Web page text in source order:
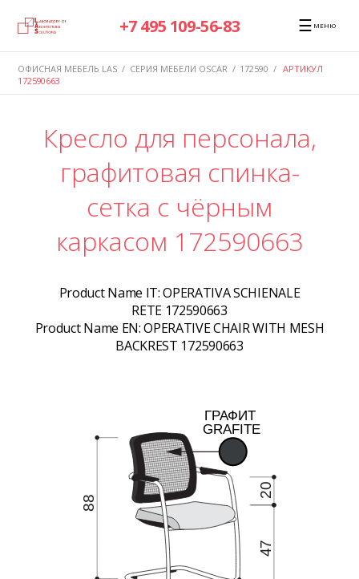
+7 495 109-56-83 ☰ МЕНЮ
ОФИСНАЯ МЕБЕЛЬ LAS / СЕРИЯ МЕБЕЛИ OSCAR / 172590 / АРТИКУЛ
172590663
Кресло для персонала,
графитовая спинка-
сетка с чёрным
каркасом 172590663
Product Name IT:OPERATIVA SCHIENALE
RETE 172590663
Product Name EN:OPERATIVE CHAIR WITH MESH
BACKREST 172590663